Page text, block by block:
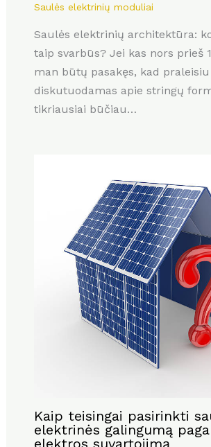
Saulės elektrinių moduliai
Saulės elektrinių architektūra:
taip svarbūs? Jei kas nors prieš
man būtų pasakęs, kad
diskutuodamas apie stringų
tikriausiai būčiau…
Kaip teisingai pasirinkti
elektrinės galingumą
elektros suvartojimą